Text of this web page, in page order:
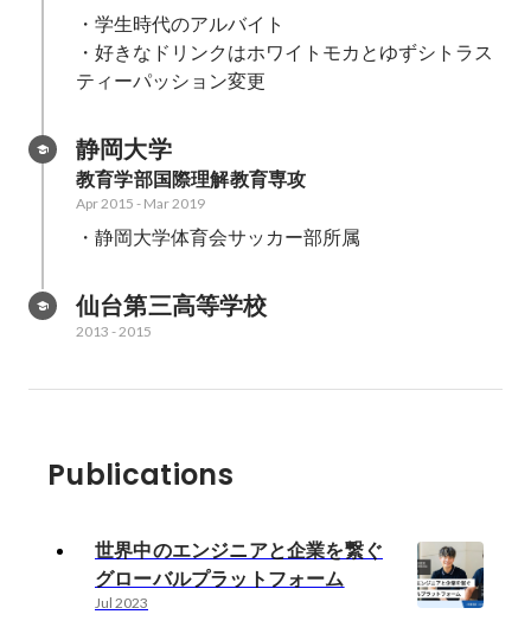
・学生時代のアルバイト
・好きなドリンクはホワイトモカとゆずシトラス
ティーパッション変更
静岡大学
教育学部国際理解教育専攻
Apr 2015 - Mar 2019
仙台第三高等学校
2013 -2015
Publications
世界中のエンジニアと企業を繋ぐ
グローバルプラットフォーム
Jul 2023